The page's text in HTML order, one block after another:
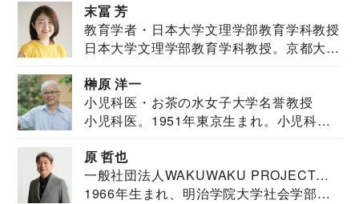
末冨 芳
教育学者・日本大学文理学部教育学科教授
日本大学文理学部教育学科教授。京都大学
榊原 洋一
小児科医・お茶の水女子大学名誉教授
小児科医。1951年東京生まれ。小児科
原 哲也
一般社団法人WAKUWAKU PROJECT
JAPAN代表・言語聴覚士・社会福祉士
1966年生まれ、明治学院大学社会学部福